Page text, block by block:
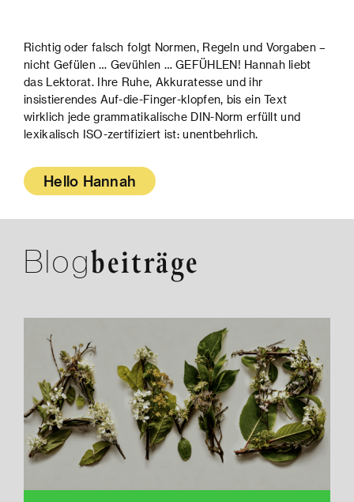
Richtig oder falsch folgt Normen, Regeln und Vorgaben –
nicht Gefülen … Gevühlen … GEFÜHLEN! Hannah liebt
das Lektorat. Ihre Ruhe, Akkuratesse und ihr
insistierendes Auf-die-Finger-klopfen, bis ein Text
wirklich jede grammatikalische DIN-Norm erfüllt und
lexikalisch ISO-zertifiziert ist: unentbehrlich.
Hello Hannah
Blogbeiträge